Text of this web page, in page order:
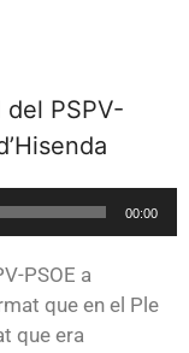
PSPV-
00:00
PSOE a
que en el Ple
que era